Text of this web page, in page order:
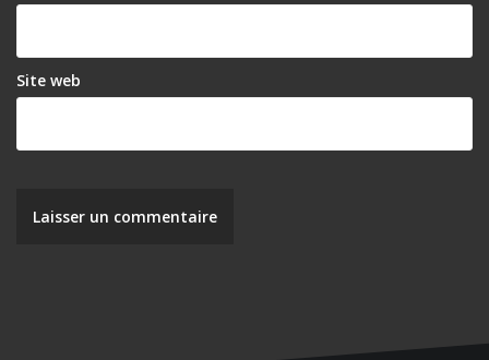
Site web